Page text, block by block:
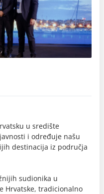
u središte
i određuje našu
destinacija iz područja
sudionika u
Hrvatske, tradicionalno